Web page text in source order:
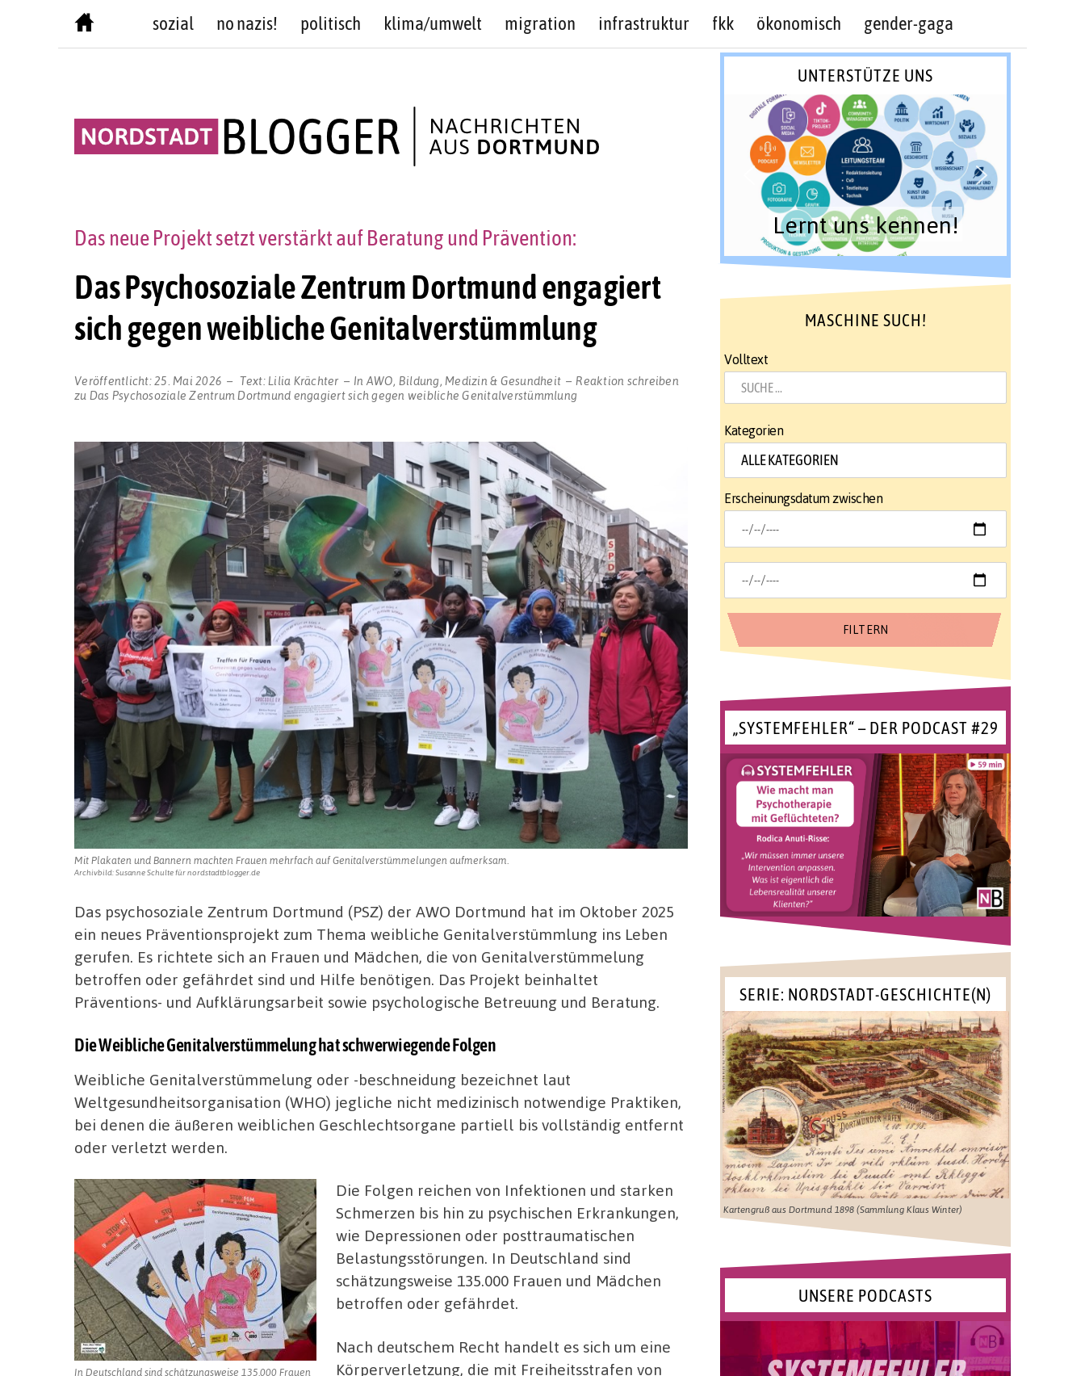
sozial no nazis! politisch klima/umwelt migration infrastruktur fkk ökonomisch gender-gaga
Das Psychosoziale Zentrum Dortmund engagiert
sich gegen weibliche Genitalverstümmlung
Das neue Projekt setzt verstärkt auf Beratung und Prävention:
Veröffentlicht: 25. Mai 2026 Text: Lilia Krächter In AWO Bildung Medizin & Gesundheit
Reaktion schreiben
zu Das Psychosoziale Zentrum Dortmund engagiert sich gegen weibliche Genitalverstümmlung
Mit Plakaten und Bannern machten Frauen mehrfach auf Genitalverstümmelungen aufmerksam.
Archivbild: Susanne Schulte für nordstadtblogger.de
Das psychosoziale Zentrum Dortmund (PSZ) der AWO Dortmund hat im Oktober 2025
ein neues Präventionsprojekt zum Thema weibliche Genitalverstümmlung ins Leben
gerufen. Es richtete sich an Frauen und Mädchen, die von Genitalverstümmelung
betroffen oder gefährdet sind und Hilfe benötigen. Das Projekt beinhaltet
Präventions- und Aufklärungsarbeit sowie psychologische Betreuung und Beratung.
Die Weibliche Genitalverstümmelung hat schwerwiegende Folgen
Weibliche Genitalverstümmelung oder -beschneidung bezeichnet laut
Weltgesundheitsorganisation (WHO) jegliche nicht medizinisch notwendige Praktiken,
bei denen die äußeren weiblichen Geschlechtsorgane partiell bis vollständig entfernt
oder verletzt werden.
In Deutschland sind schätzungsweise 135.000 Frauen
Die Folgen reichen von Infektionen und starken
Schmerzen bis hin zu psychischen Erkrankungen,
wie Depressionen oder posttraumatischen
Belastungsstörungen. In Deutschland sind
schätzungsweise 135.000 Frauen und Mädchen
betroffen oder gefährdet.
Nach deutschem Recht handelt es sich um eine
Körperverletzung, die mit Freiheitsstrafen von
UNTERSTÜTZE UNS
Lernt uns kennen!
MASCHINE SUCH!
Volltext
Kategorien
Erscheinungsdatum zwischen
„SYSTEMFEHLER“ – DER PODCAST #29
SERIE: NORDSTADT-GESCHICHTE(N)
Kartengruß aus Dortmund 1898 (Sammlung Klaus Winter)
UNSERE PODCASTS